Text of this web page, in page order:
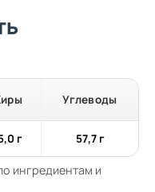
Углеводы
г 57,7 г
ингредиентам и